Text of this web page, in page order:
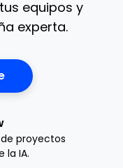
equipos y
experta.
Opens New Window
de proyectos
la IA.